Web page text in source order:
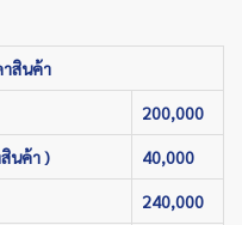
สินค้า
200,000
นค้า ) 40,000
240,000